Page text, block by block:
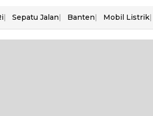
Sepatu Jalan Banten Mobil Listrik